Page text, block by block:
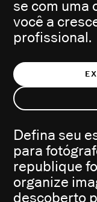
se com uma
você a
profissional.
Defina seu
para
republique
organize
descoberto